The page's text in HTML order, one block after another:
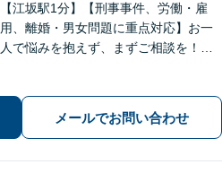
【江坂駅1分】【刑事事件、労働・雇
用、離婚・男女問題に重点対応】お一
人で悩みを抱えず、まずご相談を！き
します。当日・夜間・電話相談可能で
す。【法テラス利用可】【WEB面談
メールでお問い合わせ